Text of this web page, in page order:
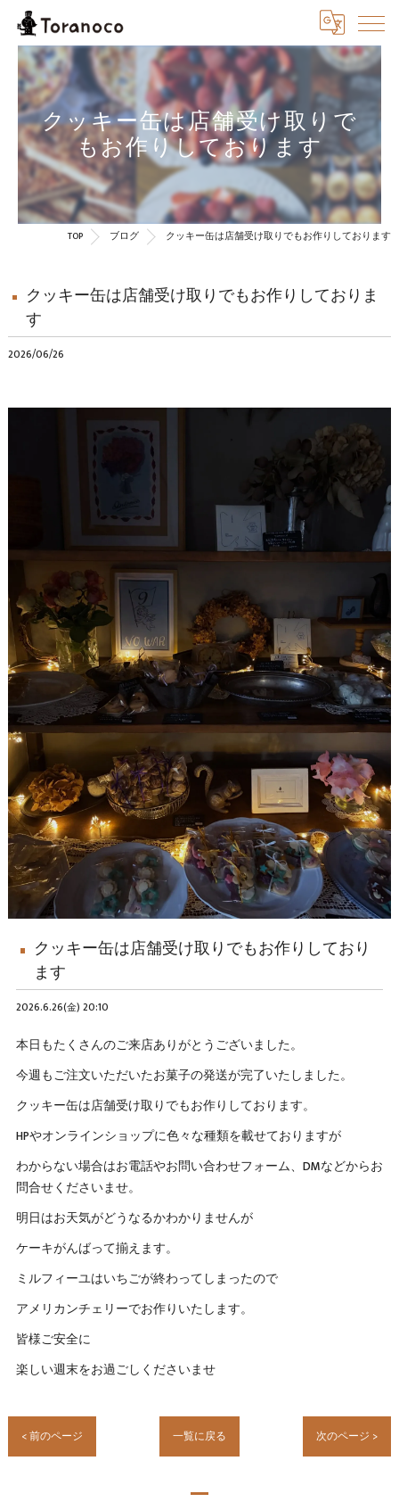
クッキー缶は店舗受け取りで
もお作りしております
TOP ブログ クッキー缶は店舗受け取りでもお作りしております
クッキー缶は店舗受け取りでもお作りしておりま
す
2026/06/26
クッキー缶は店舗受け取りでもお作りしており
ます
2026.6.26(金) 20:10
本日もたくさんのご来店ありがとうございました。
今週もご注文いただいたお菓子の発送が完了いたしました。
クッキー缶は店舗受け取りでもお作りしております。
HPやオンラインショップに色々な種類を載せておりますが
わからない場合はお電話やお問い合わせフォーム、DMなどからお
問合せくださいませ。
明日はお天気がどうなるかわかりませんが
ケーキがんばって揃えます。
ミルフィーユはいちごが終わってしまったので
アメリカンチェリーでお作りいたします。
皆様ご安全に
楽しい週末をお過ごしくださいませ
< 前のページ 一覧に戻る 次のページ >